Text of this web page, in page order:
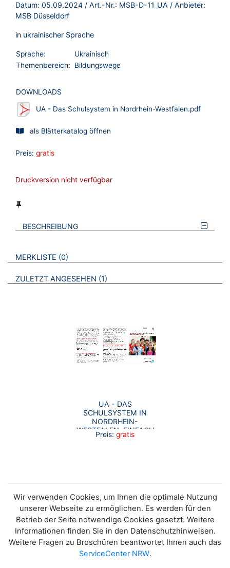
Datum: 05.09.2024 / Art.-Nr.: MSB-D-11_UA / Anbieter:
MSB Düsseldorf
in ukrainischer Sprache
Sprache:
Ukrainisch
Themenbereich:
Bildungswege
DOWNLOADS
UA - Das Schulsystem in Nordrhein-Westfalen.pdf
als Blätterkatalog öffnen
Preis: gratis
Druckversion nicht verfügbar
BESCHREIBUNG
VERWEISE AUF VERMERKTE- ODER ZULETZT ANGESEHENE
MERKLISTE 0 BROSCHÜREN
ZULETZT ANGESEHEN 1 BROSCHÜREN
UA - DAS
SCHULSYSTEM IN
NORDRHEIN-
WESTFALEN. EINFACH
UND SCHNELL
Preis: gratis
Wir verwenden Cookies, um Ihnen die optimale Nutzung
unserer Webseite zu ermöglichen. Es werden für den
Betrieb der Seite notwendige Cookies gesetzt. Weitere
Informationen finden Sie in den Datenschutzhinweisen.
Weitere Fragen zu Broschüren beantwortet Ihnen auch das
ServiceCenter NRW.